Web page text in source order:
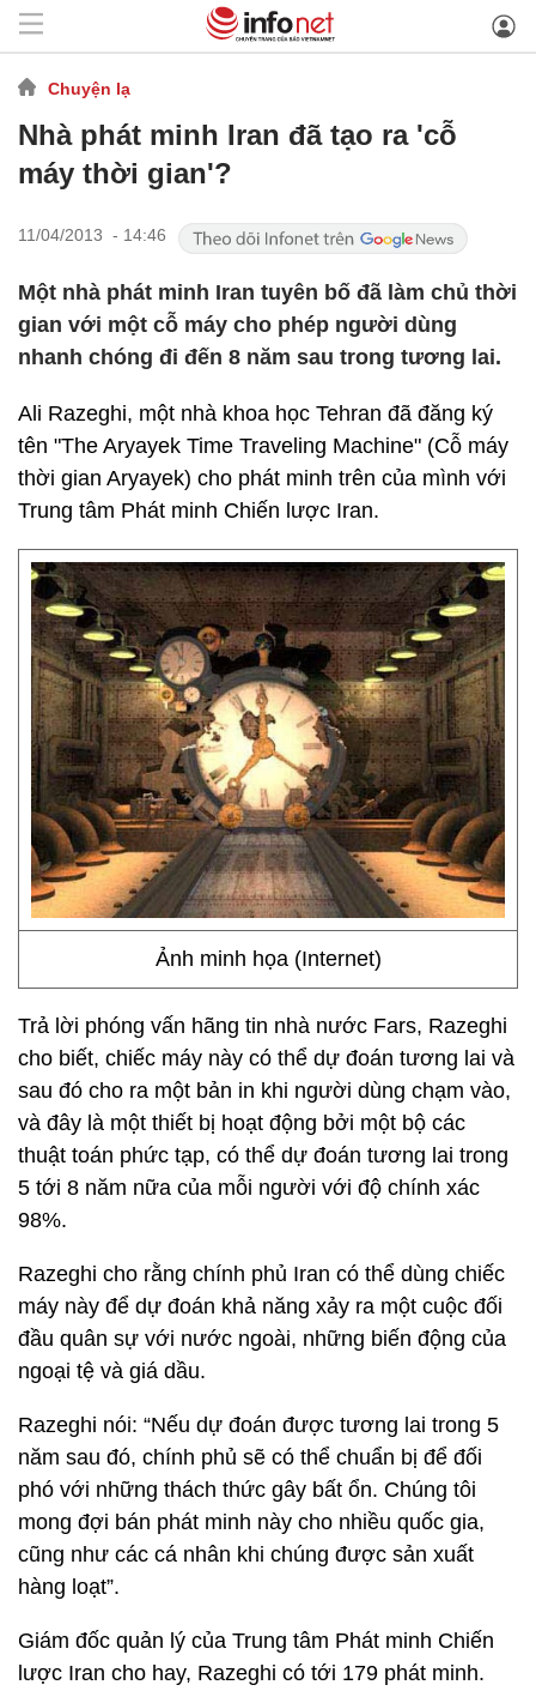
Chuyện lạ
Nhà phát minh Iran đã tạo ra 'cỗ
máy thời gian'?
11/04/2013 - 14:46
Một nhà phát minh Iran tuyên bố đã làm chủ thời
gian với một cỗ máy cho phép người dùng
nhanh chóng đi đến 8 năm sau trong tương lai.
Ali Razeghi, một nhà khoa học Tehran đã đăng ký
tên "The Aryayek Time Traveling Machine" (Cỗ máy
thời gian Aryayek) cho phát minh trên của mình với
Trung tâm Phát minh Chiến lược Iran.
Ảnh minh họa (Internet)
Trả lời phóng vấn hãng tin nhà nước Fars, Razeghi
cho biết, chiếc máy này có thể dự đoán tương lai và
sau đó cho ra một bản in khi người dùng chạm vào,
và đây là một thiết bị hoạt động bởi một bộ các
thuật toán phức tạp, có thể dự đoán tương lai trong
5 tới 8 năm nữa của mỗi người với độ chính xác
98%.
Razeghi cho rằng chính phủ Iran có thể dùng chiếc
máy này để dự đoán khả năng xảy ra một cuộc đối
đầu quân sự với nước ngoài, những biến động của
ngoại tệ và giá dầu.
Razeghi nói: “Nếu dự đoán được tương lai trong 5
năm sau đó, chính phủ sẽ có thể chuẩn bị để đối
phó với những thách thức gây bất ổn. Chúng tôi
mong đợi bán phát minh này cho nhiều quốc gia,
cũng như các cá nhân khi chúng được sản xuất
hàng loạt”.
Giám đốc quản lý của Trung tâm Phát minh Chiến
lược Iran cho hay, Razeghi có tới 179 phát minh.